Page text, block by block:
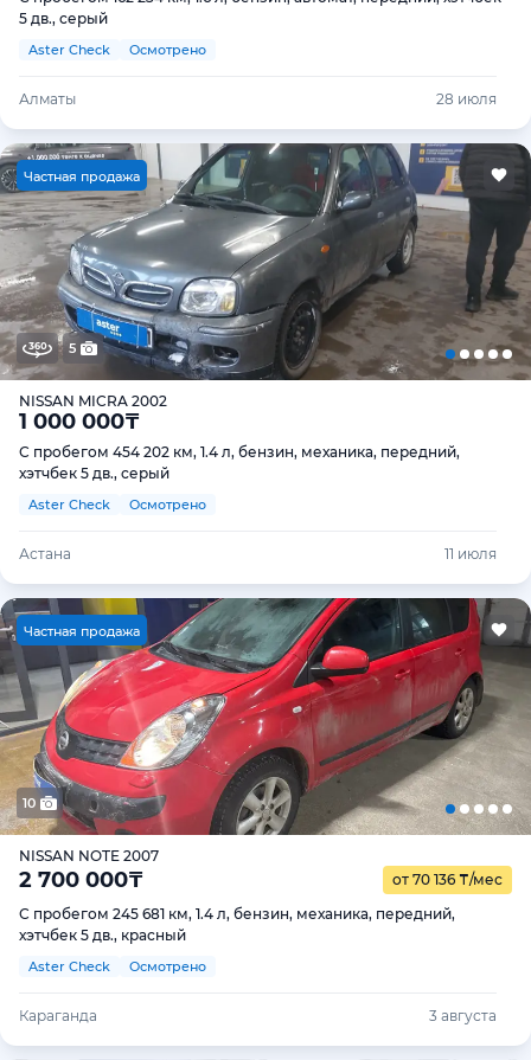
5 дв., серый
Aster Check Осмотрено
Алматы 28 июля
Частная продажа
5
NISSAN MICRA 2002
1 000 000₸
С пробегом 454 202 км, 1.4 л, бензин, механика, передний,
хэтчбек 5 дв., серый
Aster Check Осмотрено
Астана 11 июля
Частная продажа
10
NISSAN NOTE 2007
2 700 000₸ от 70 136 ₸/мес
С пробегом 245 681 км, 1.4 л, бензин, механика, передний,
хэтчбек 5 дв., красный
Aster Check Осмотрено
Караганда 3 августа